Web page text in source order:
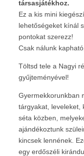
társasjátékhoz.
Ez a kis mini
lehetőségeket kínál
pontokat szerezz!
Csak nálunk
Töltsd tele a Nagyi
gyűjteményével!
Gyermekkorunkban
tárgyakat, leveleket,
séta közben,
ajándékoztunk
kincsek lennének.
egy erdőszéli